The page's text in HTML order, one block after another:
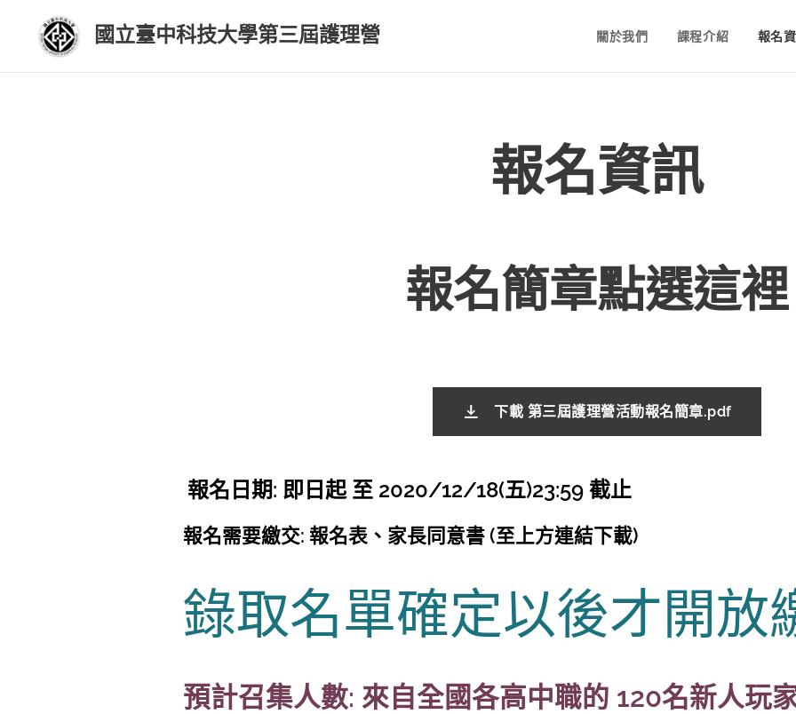
國立臺中科技大學第三屆護理營 關於我們 課程介紹 報名
報名資訊
報名簡章點選這裡
下載 第三屆護理營活動報名簡章.pdf
報名日期: 即日起 至 2020/12/18(五)23:59 截止
報名需要繳交: 報名表、家長同意書​ (至上方連結下載)
錄取名單確定以後才開放
預計召集人數: 來自全國各高中職的 120名新人玩